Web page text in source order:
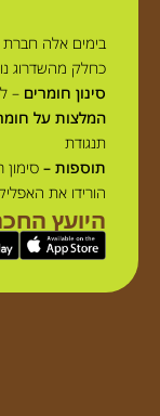
בימים אלה
כחלק מהשדרוג
סינון חומרים –
המלצות על
תנגודת
תוספות – סימון
הורידו את
היועץ